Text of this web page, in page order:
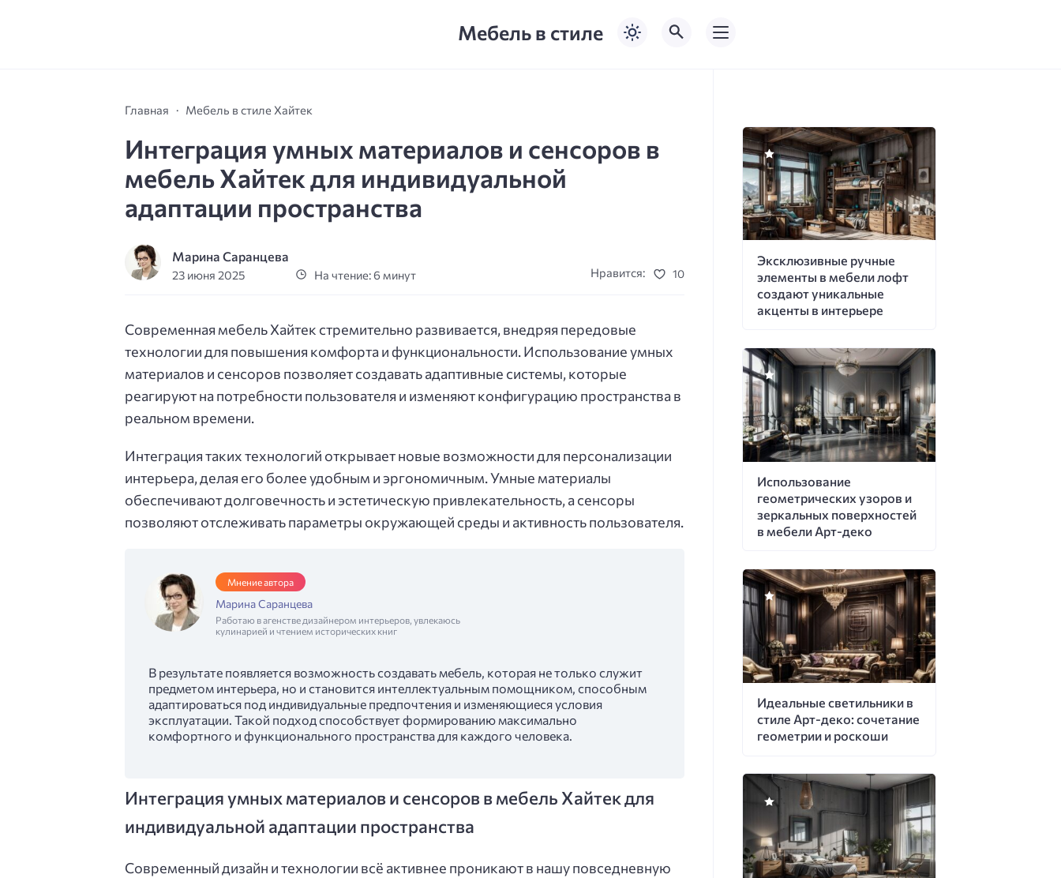
Мебель в стиле
Главная Мебель в стиле Хайтек
Интеграция умных материалов и сенсоров в
мебель Хайтек для индивидуальной
адаптации пространства
Марина Саранцева
23 июня 2025 На чтение: 6 минут Нравится: 10
Современная мебель Хайтек стремительно развивается, внедряя передовые
технологии для повышения комфорта и функциональности. Использование умных
материалов и сенсоров позволяет создавать адаптивные системы, которые
реагируют на потребности пользователя и изменяют конфигурацию пространства в
реальном времени.
Интеграция таких технологий открывает новые возможности для персонализации
интерьера, делая его более удобным и эргономичным. Умные материалы
обеспечивают долговечность и эстетическую привлекательность, а сенсоры
позволяют отслеживать параметры окружающей среды и активность пользователя.
Мнение автора
Марина Саранцева
Работаю в агенстве дизайнером интерьеров, увлекаюсь
кулинарией и чтением исторических книг
В результате появляется возможность создавать мебель, которая не только служит
предметом интерьера, но и становится интеллектуальным помощником, способным
адаптироваться под индивидуальные предпочтения и изменяющиеся условия
эксплуатации. Такой подход способствует формированию максимально
комфортного и функционального пространства для каждого человека.
Интеграция умных материалов и сенсоров в мебель Хайтек для
индивидуальной адаптации пространства
Современный дизайн и технологии всё активнее проникают в нашу повседневную
Эксклюзивные ручные
элементы в мебели лофт
создают уникальные
акценты в интерьере
Использование
геометрических узоров и
зеркальных поверхностей
в мебели Арт-деко
Идеальные светильники в
стиле Арт-деко: сочетание
геометрии и роскоши